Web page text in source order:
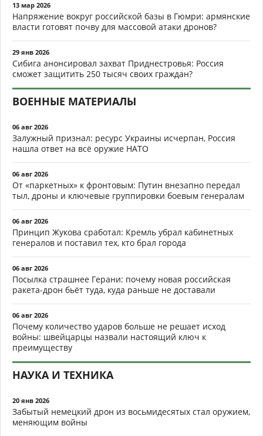
13 мар 2026
Напряжение вокруг российской базы в Гюмри: армянские
власти готовят почву для массовой атаки дронов?
29 янв 2026
Сибига анонсировал захват Приднестровья: Россия
сможет защитить 250 тысяч своих граждан?
ВОЕННЫЕ МАТЕРИАЛЫ
06 авг 2026
Залужный признал: ресурс Украины исчерпан, Россия
нашла ответ на всё оружие НАТО
06 авг 2026
От «паркетных» к фронтовым: Путин внезапно передал
тыл, дроны и ключевые группировки боевым генералам
06 авг 2026
Принцип Жукова сработал: Кремль убрал кабинетных
генералов и поставил тех, кто брал города
06 авг 2026
Посылка страшнее Герани: почему новая российская
ракета-дрон бьёт туда, куда раньше не доставали
06 авг 2026
Почему количество ударов больше не решает исход
войны: швейцарцы назвали настоящий ключ к
преимуществу
НАУКА И ТЕХНИКА
20 янв 2026
Забытый немецкий дрон из восьмидесятых стал оружием,
меняющим войны